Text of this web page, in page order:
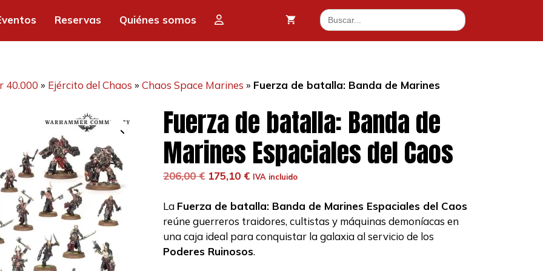
Reservas Quiénes somos Buscar:
40.000 » Ejército del Chaos » Chaos Space Marines » Fuerza de batalla: Banda de Marines
Fuerza de batalla: Banda de
Marines Espaciales del Caos
206,00€ El
original
era:
206,00 €.
175,10 €El
actual
es:
175,10 €.
IVA incluido
La Fuerza de batalla: Banda de Marines Espaciales del Caos
reúne guerreros traidores, cultistas y máquinas demoníacas en
una caja ideal para conquistar la galaxia al servicio de los
Poderes Ruinosos.
206,00 €.
175,10 €.
Banda
de
Marines
Caos